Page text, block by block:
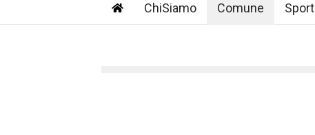
ChiSiamo Comune Sport